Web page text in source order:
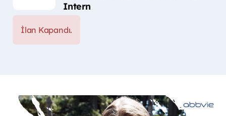
Intern
İlan Kapandı.